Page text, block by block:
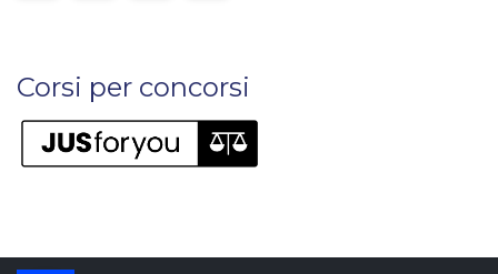
Corsi per concorsi